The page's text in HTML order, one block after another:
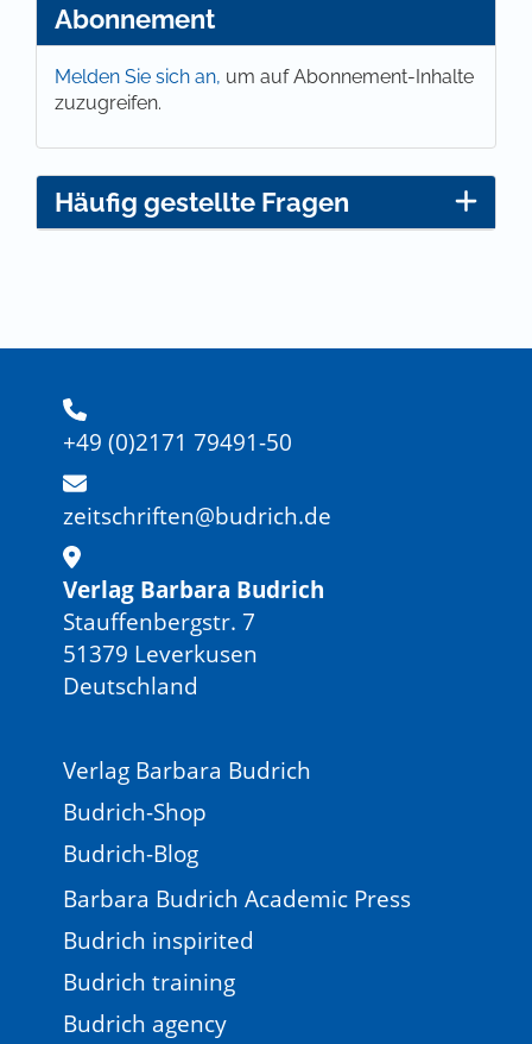
Abonnement
Melden Sie sich an, um auf Abonnement-Inhalte
zuzugreifen.
Häufig gestellte Fragen
+49 (0)2171 79491-50
zeitschriften@budrich.de
Verlag Barbara Budrich
Stauffenbergstr. 7
51379 Leverkusen
Deutschland
Verlag Barbara Budrich
Budrich-Shop
Budrich-Blog
Barbara Budrich Academic Press
Budrich inspirited
Budrich training
Budrich agency